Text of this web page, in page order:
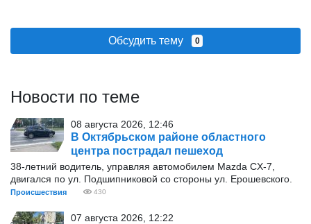
Обсудить тему 0
Новости по теме
08 августа 2026, 12:46
В Октябрьском районе областного
центра пострадал пешеход
38-летний водитель, управляя автомобилем Mazda CX-7,
двигался по ул. Подшипниковой со стороны ул. Ерошевского.
Происшествия 430
07 августа 2026, 12:22